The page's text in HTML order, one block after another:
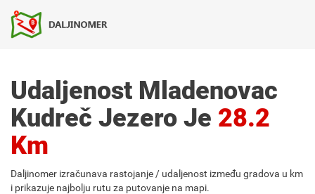
Udaljenost Mladenovac
Kudreč Jezero Je 28.2
Km
Daljinomer izračunava rastojanje / udaljenost između gradova u km
i prikazuje najbolju rutu za putovanje na mapi.